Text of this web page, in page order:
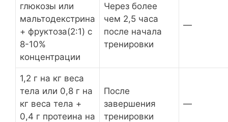
глюкозы или
мальтодекстрина
+ фруктоза(2:1) с
8-10%
концентрации
Через более
чем 2,5 часа
после начала
тренировки
—
1,2 г на кг веса
тела или 0,8 г на
кг веса тела +
0,4 г протеина на
После
завершения
тренировки
—